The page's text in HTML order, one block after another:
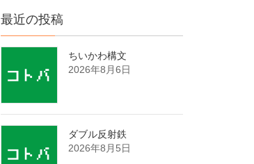
最近の投稿
ちいかわ構文
2026年8月6日
ダブル反射鉄
2026年8月5日